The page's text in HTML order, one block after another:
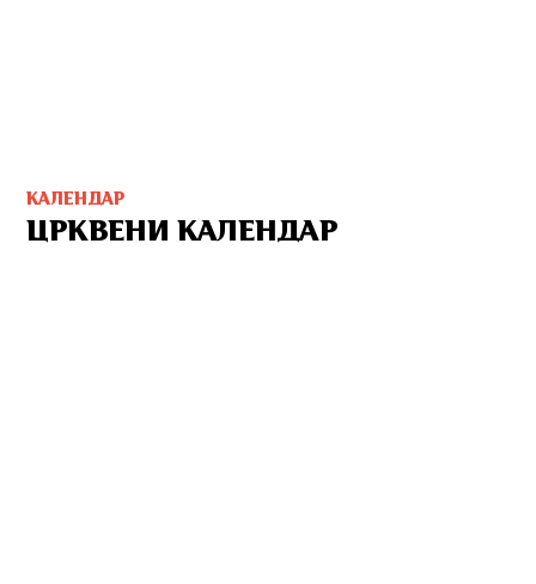
КАЛЕНДАР
ЦРКВЕНИ КАЛЕНДАР